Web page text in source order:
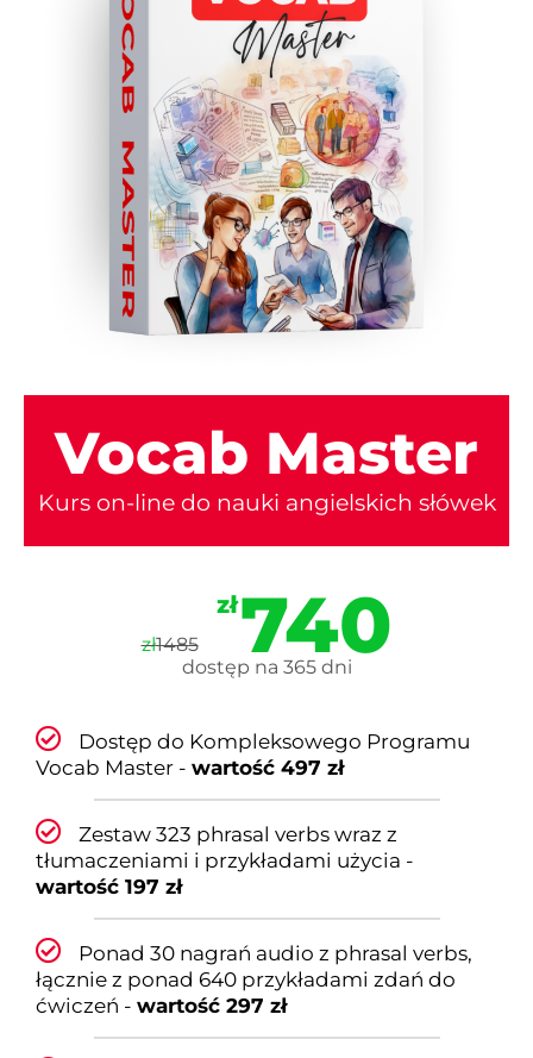
Vocab Master
Kurs on-line do nauki angielskich słówek
zł1485
zł740
dostęp na 365 dni
Dostęp do Kompleksowego Programu
Vocab Master - wartość 497 zł
Zestaw 323 phrasal verbs wraz z
tłumaczeniami i przykładami użycia -
wartość 197 zł
Ponad 30 nagrań audio z phrasal verbs,
łącznie z ponad 640 przykładami zdań do
ćwiczeń - wartość 297 zł